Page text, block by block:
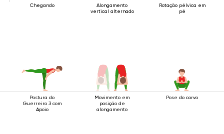
Chegando
Alongamento
vertical alternado
Rotação pélvica em
pé
Postura do
Guerreiro 3 com
Apoio
Movimento em
posição de
alongamento
Pose do corvo